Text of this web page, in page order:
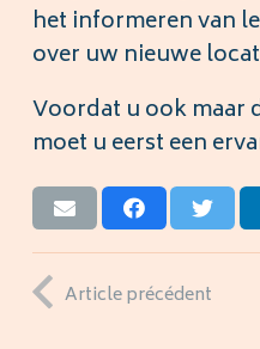
het informeren van
over uw nieuwe
Voordat u ook maar
moet u eerst een
Article précédent